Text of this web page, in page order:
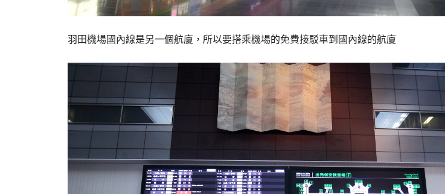
羽田機場國內線是另一個航廈，所以要搭乘機場的免費接駁車到國內線的航廈